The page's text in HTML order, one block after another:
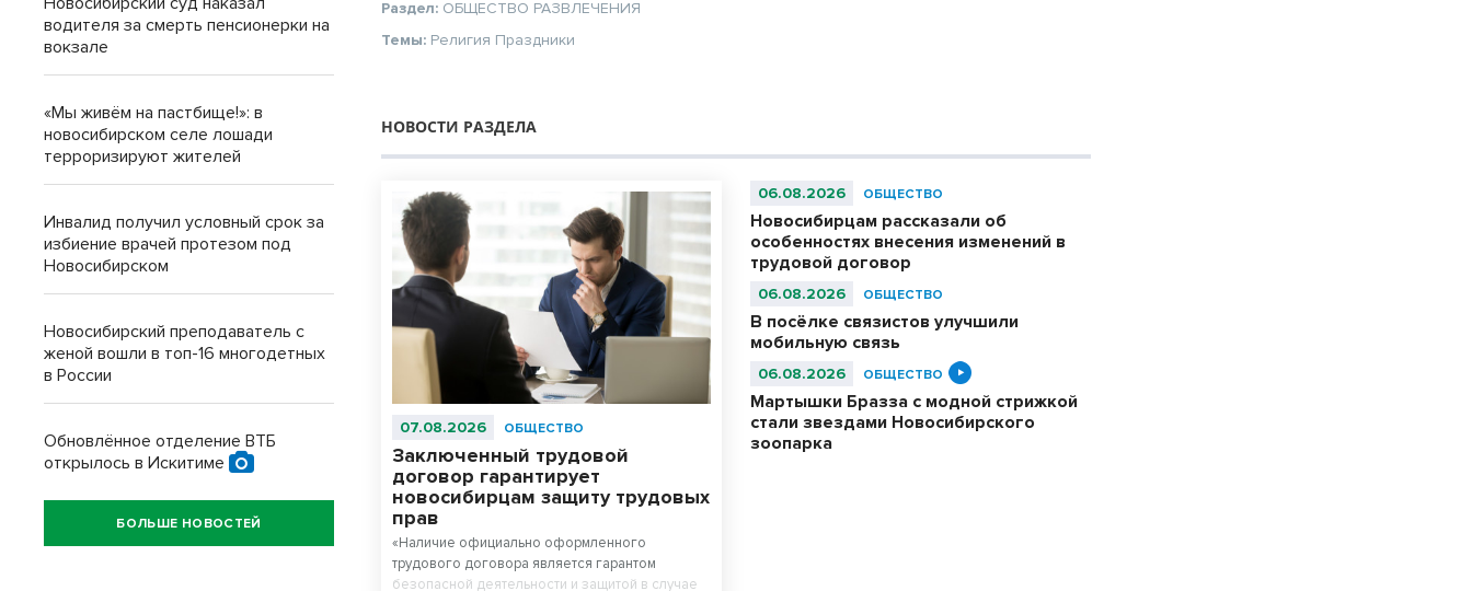
Раздел: ОБЩЕСТВО РАЗВЛЕЧЕНИЯ
Темы: Религия Праздники
НОВОСТИ РАЗДЕЛА
07.08.2026 ОБЩЕСТВО
Заключенный трудовой
договор гарантирует
новосибирцам защиту трудовых
прав
«Наличие официально оформленного
трудового договора является гарантом
безопасной деятельности и защитой в случае
06.08.2026 ОБЩЕСТВО
Новосибирцам рассказали об
особенностях внесения изменений в
трудовой договор
06.08.2026 ОБЩЕСТВО
В посёлке связистов улучшили
мобильную связь
06.08.2026 ОБЩЕСТВО
Мартышки Бразза с модной стрижкой
стали звездами Новосибирского
зоопарка
водителя за смерть пенсионерки на
вокзале
«Мы живём на пастбище!»: в
новосибирском селе лошади
терроризируют жителей
Инвалид получил условный срок за
избиение врачей протезом под
Новосибирском
Новосибирский преподаватель с
женой вошли в топ-16 многодетных
в России
Обновлённое отделение ВТБ
открылось в Искитиме
БОЛЬШЕ НОВОСТЕЙ